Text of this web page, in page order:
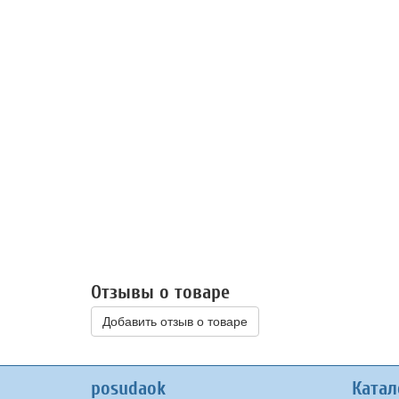
Отзывы о товаре
Добавить отзыв о товаре
posudaok